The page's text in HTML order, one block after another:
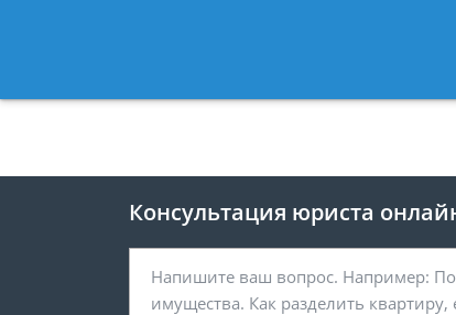
8 812
Консультация юриста